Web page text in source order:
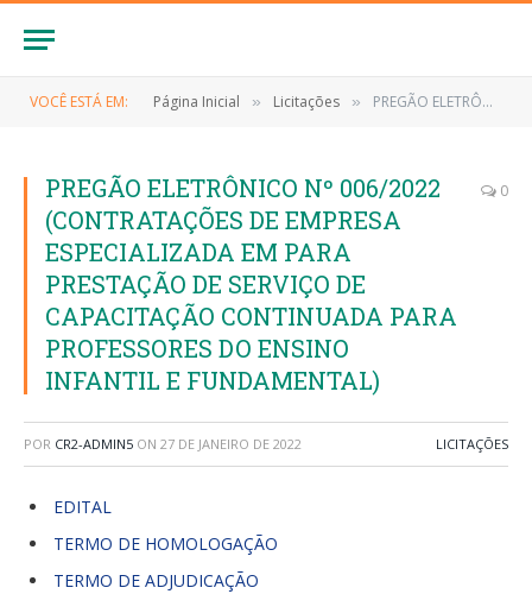
VOCÊ ESTÁ EM: Página Inicial » Licitações » PREGÃO ELETRÔNICO Nº 006/2022 (CONTRATAÇÕES DE EMPRESA ESPECIALIZADA EM PARA PRESTAÇÃO DE SERVIÇO DE CAPACITAÇÃO CONTINUADA PARA PROFESSORES DO ENSINO INFANTIL E FUNDAMENTAL)
PREGÃO ELETRÔNICO Nº 006/2022
(CONTRATAÇÕES DE EMPRESA
ESPECIALIZADA EM PARA
PRESTAÇÃO DE SERVIÇO DE
CAPACITAÇÃO CONTINUADA PARA
PROFESSORES DO ENSINO
INFANTIL E FUNDAMENTAL)
0
POR CR2-ADMIN5 ON 27 DE JANEIRO DE 2022 LICITAÇÕES
EDITAL
TERMO DE HOMOLOGAÇÃO
TERMO DE ADJUDICAÇÃO